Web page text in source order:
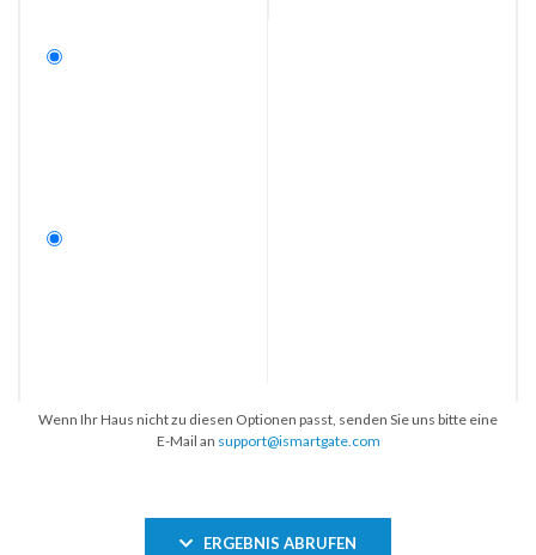
Wenn Ihr Haus nicht zu diesen Optionen passt, senden Sie uns bitte eine
E-Mail an support@ismartgate.com
ERGEBNIS ABRUFEN